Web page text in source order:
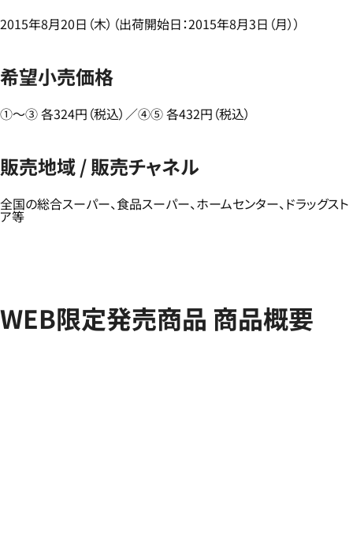
2015年8月20日（木）（出荷開始日：2015年8月3日（月））
希望小売価格
①～③ 各324円（税込）／④⑤ 各432円（税込）
販売地域 / 販売チャネル
全国の総合スーパー、食品スーパー、ホームセンター、ドラッグスト
ア等
WEB限定発売商品 商品概要